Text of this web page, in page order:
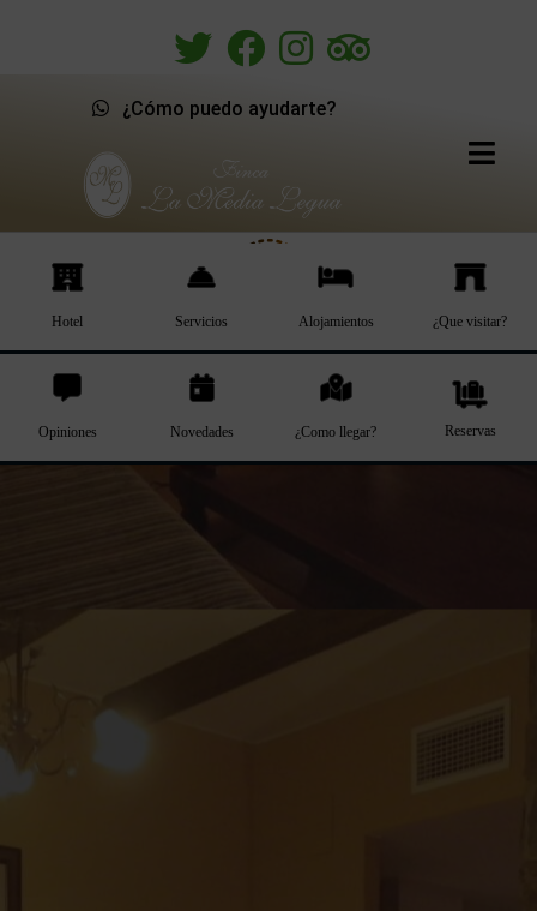
¿Cómo puedo ayudarte?
Hotel Servicios Alojamientos ¿Que visitar?
Opiniones Novedades ¿Como llegar? Reservas